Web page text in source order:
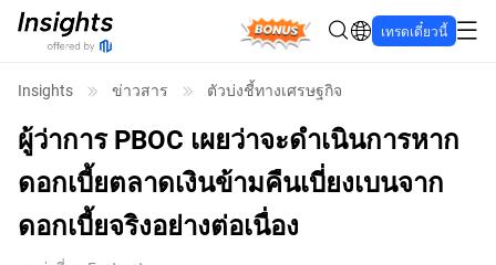
Bonus เทรดเดี๋ยวนี้
Insights ข่าวสาร ตัวบ่งชี้ทางเศรษฐกิจ
ผู้ว่าการ PBOC เผยว่าจะดำเนินการหาก
ดอกเบี้ยตลาดเงินข้ามคืนเบี่ยงเบนจาก
ดอกเบี้ยจริงอย่างต่อเนื่อง